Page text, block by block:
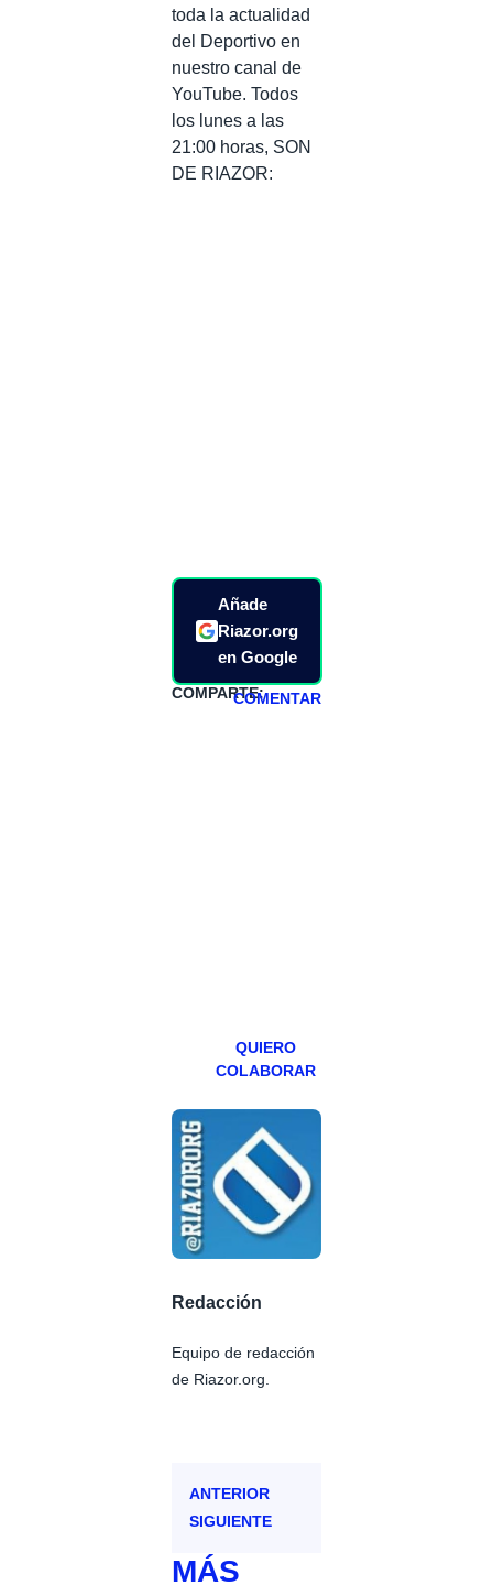
toda la actualidad
del Deportivo en
nuestro canal de
YouTube. Todos
los lunes a las
21:00 horas, SON
DE RIAZOR:
Añade
Riazor.org
en Google
COMPARTE:COMENTAR
QUIERO
COLABORAR
Redacción
Equipo de redacción
de Riazor.org.
ANTERIOR
SIGUIENTE
MÁS